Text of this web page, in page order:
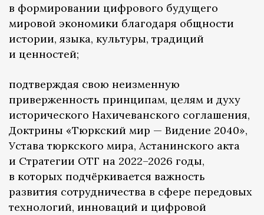
в формировании цифрового будущего
мировой экономики благодаря общности
истории, языка, культуры, традиций
и ценностей;
подтверждая свою неизменную
приверженность принципам, целям и духу
исторического Нахичеванского соглашения,
Доктрины «Тюркский мир — Видение 2040»,
Устава тюркского мира, Астанинского акта
и Стратегии ОТГ на 2022–2026 годы,
в которых подчёркивается важность
развития сотрудничества в сфере передовых
технологий, инноваций и цифровой